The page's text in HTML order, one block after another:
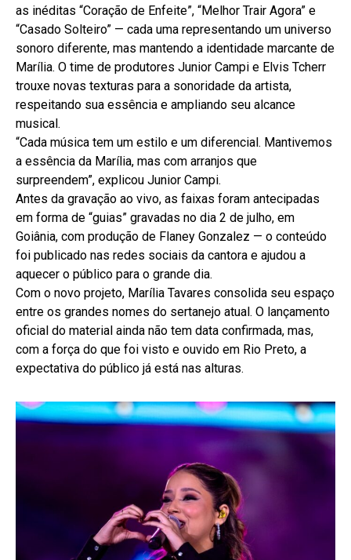
as inéditas “Coração de Enfeite”, “Melhor Trair Agora” e
“Casado Solteiro” — cada uma representando um universo
sonoro diferente, mas mantendo a identidade marcante de
Marília. O time de produtores Junior Campi e Elvis Tcherr
trouxe novas texturas para a sonoridade da artista,
respeitando sua essência e ampliando seu alcance
musical.
“Cada música tem um estilo e um diferencial. Mantivemos
a essência da Marília, mas com arranjos que
surpreendem”, explicou Junior Campi.
Antes da gravação ao vivo, as faixas foram antecipadas
em forma de “guias” gravadas no dia 2 de julho, em
Goiânia, com produção de Flaney Gonzalez — o conteúdo
foi publicado nas redes sociais da cantora e ajudou a
aquecer o público para o grande dia.
Com o novo projeto, Marília Tavares consolida seu espaço
entre os grandes nomes do sertanejo atual. O lançamento
oficial do material ainda não tem data confirmada, mas,
com a força do que foi visto e ouvido em Rio Preto, a
expectativa do público já está nas alturas.